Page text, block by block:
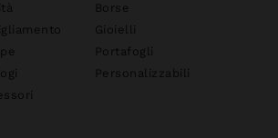
Borse
Gioielli
Portafogli
Personalizzabili